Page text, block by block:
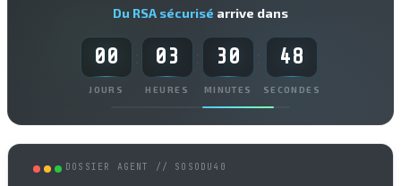
Du RSA sécurisé arrive dans
00
JOURS
03
HEURES
: 30
MINUTES
48
SECONDES
DOSSIER AGENT // SOSODU40